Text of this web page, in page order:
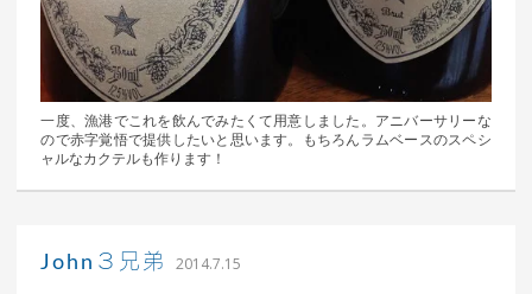
一度、漁港でこれを飲んでみたくて用意しました。アニバーサリーな
ので赤字覚悟で提供したいと思います。もちろんラムベースのスペシ
ャルなカクテルも作ります！
John３兄弟 2014.7.15